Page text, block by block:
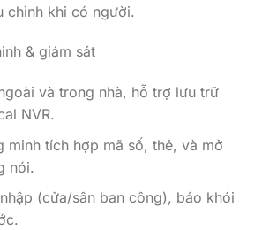
chỉnh khi có người.
& giám sát
và trong nhà, hỗ trợ lưu trữ
NVR.
minh tích hợp mã số, thẻ, và mở
nói.
(cửa/sân ban công), báo khói